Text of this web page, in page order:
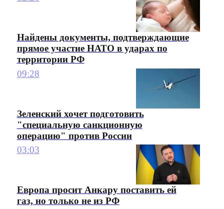
Найдены документы, подтверждающие
прямое участие НАТО в ударах по
территории РФ
09:28
Зеленский хочет подготовить
"специальную санкционную
операцию" против России
03:03
Европа просит Анкару поставить ей
газ, но только не из РФ